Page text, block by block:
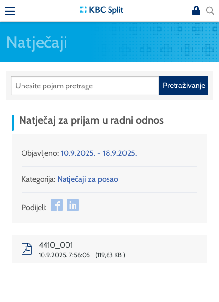
Natječaji
Pretraživanje
Natječaj za prijam u radni odnos
Objavljeno: 10.9.2025. - 18.9.2025.
Kategorija: Natječaji za posao
Podijeli:
4410_001
10.9.2025. 7:56:05 119,63 KB